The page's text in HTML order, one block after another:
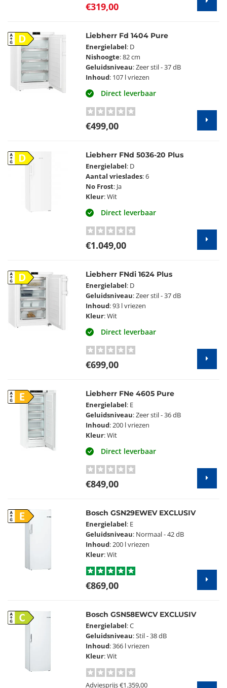
€319,00
Liebherr Fd 1404 Pure
Energielabel: D
Nishoogte: 82 cm
Geluidsniveau: Zeer stil - 37 dB
Inhoud: 107 l vriezen
Direct leverbaar
€499,00
Liebherr FNd 5036-20 Plus
Energielabel: D
Aantal vrieslades: 6
No Frost: Ja
Kleur: Wit
Direct leverbaar
€1.049,00
Liebherr FNdi 1624 Plus
Energielabel: D
Geluidsniveau: Zeer stil - 37 dB
Inhoud: 93 l vriezen
Kleur: Wit
Direct leverbaar
€699,00
Liebherr FNe 4605 Pure
Energielabel: E
Geluidsniveau: Zeer stil - 36 dB
Inhoud: 200 l vriezen
Kleur: Wit
Direct leverbaar
€849,00
Bosch GSN29EWEV EXCLUSIV
Energielabel: E
Geluidsniveau: Normaal - 42 dB
Inhoud: 200 l vriezen
Kleur: Wit
€869,00
Bosch GSN58EWCV EXCLUSIV
Energielabel: C
Geluidsniveau: Stil - 38 dB
Inhoud: 366 l vriezen
Kleur: Wit
Adviesprijs€1.359,00